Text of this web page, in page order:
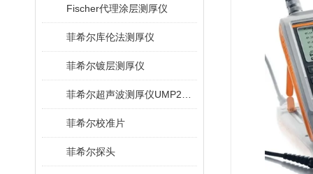
Fischer代理涂层测厚仪
菲希尔库伦法测厚仪
菲希尔镀层测厚仪
菲希尔校准片
菲希尔探头